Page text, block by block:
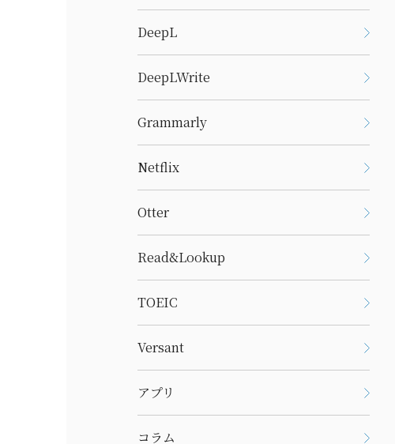
DeepL
DeepLWrite
Grammarly
Netflix
Otter
Read&Lookup
TOEIC
Versant
アプリ
コラム